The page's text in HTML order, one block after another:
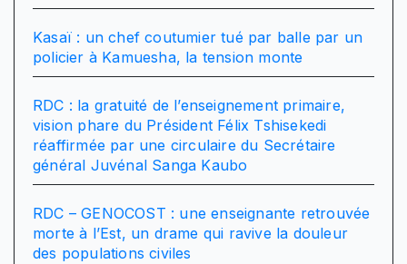
Kasaï : un chef coutumier tué par balle par un
policier à Kamuesha, la tension monte
RDC : la gratuité de l’enseignement primaire,
vision phare du Président Félix Tshisekedi
réaffirmée par une circulaire du Secrétaire
général Juvénal Sanga Kaubo
RDC – GENOCOST : une enseignante retrouvée
morte à l’Est, un drame qui ravive la douleur
des populations civiles